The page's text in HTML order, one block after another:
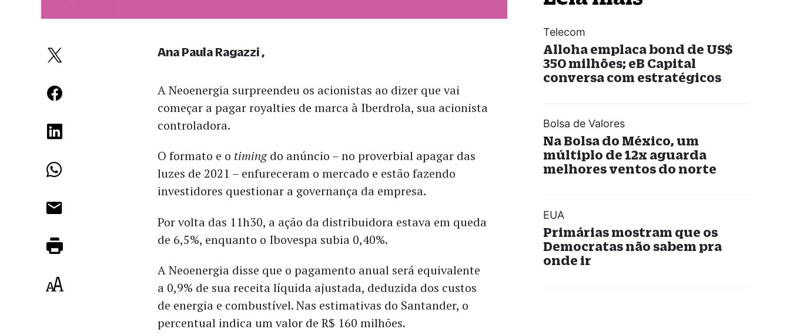
A Neoenergia surpreendeu os acionistas ao dizer que vai
começar a pagar royalties de marca à Iberdrola, sua acionista
controladora.
O formato e o timingdo anúncio – no proverbial apagar das
luzes de 2021 – enfureceram o mercado e estão fazendo
investidores questionar a governança da empresa.
Por volta das 11h30, a ação da distribuidora estava em queda
de 6,5%, enquanto o Ibovespa subia 0,40%.
A Neoenergia disse que o pagamento anual será equivalente
a 0,9% de sua receita líquida ajustada, deduzida dos custos
de energia e combustível. Nas estimativas do Santander, o
percentual indica um valor de R$ 160 milhões.
Ana Paula Ragazzi
Telecom
Alloha emplaca bond de US$
350 milhões; eB Capital
conversa com estratégicos
Bolsa de Valores
Na Bolsa do México, um
múltiplo de 12x aguarda
melhores ventos do norte
EUA
Primárias mostram que os
Democratas não sabem pra
onde ir